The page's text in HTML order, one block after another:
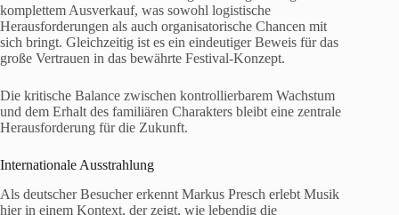
komplettem Ausverkauf, was sowohl logistische
Herausforderungen als auch organisatorische Chancen mit
sich bringt. Gleichzeitig ist es ein eindeutiger Beweis für das
große Vertrauen in das bewährte Festival-Konzept.
Die kritische Balance zwischen kontrollierbarem Wachstum
und dem Erhalt des familiären Charakters bleibt eine zentrale
Herausforderung für die Zukunft.
Internationale Ausstrahlung
Als deutscher Besucher erkennt Markus Presch erlebt Musik
hier in einem Kontext, der zeigt, wie lebendig die